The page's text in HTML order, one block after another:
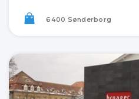
6400 Sønderborg